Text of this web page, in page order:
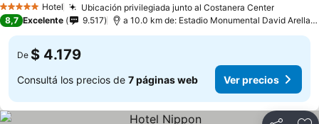
5 Estrellas Hotel Ubicación privilegiada junto al Costanera Center
8,7 Excelente 9.517 a 10.0 km de: Estadio Monumental David Arellano
De $ 4.179
Consultá los precios de 7 páginas web Ver precios